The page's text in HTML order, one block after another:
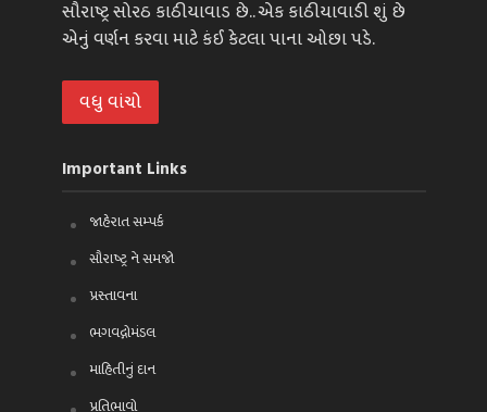
સૌરાષ્ટ્ર સોરઠ કાઠીયાવાડ છે.. એક કાઠીયાવાડી શું છે
એનું વર્ણન કરવા માટે કંઈ કેટલા પાના ઓછા પડે.
વધુ વાંચો
Important Links
જાહેરાત સમ્પર્ક
સૌરાષ્ટ્ર ને સમજો
પ્રસ્તાવના
ભગવદ્ગોમંડલ
માહિતીનું દાન
પ્રતિભાવો